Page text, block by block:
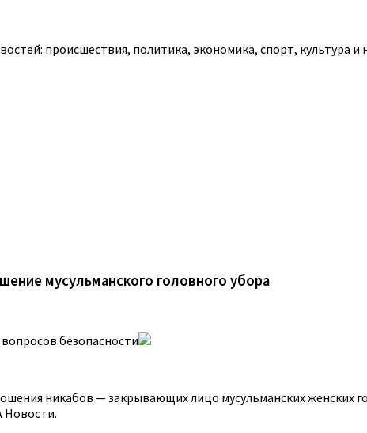
происшествия, политика, экономика, спорт, культура и
мусульманского головного убора
безопасности
никабов — закрывающих лицо мусульманских женских
Новости.